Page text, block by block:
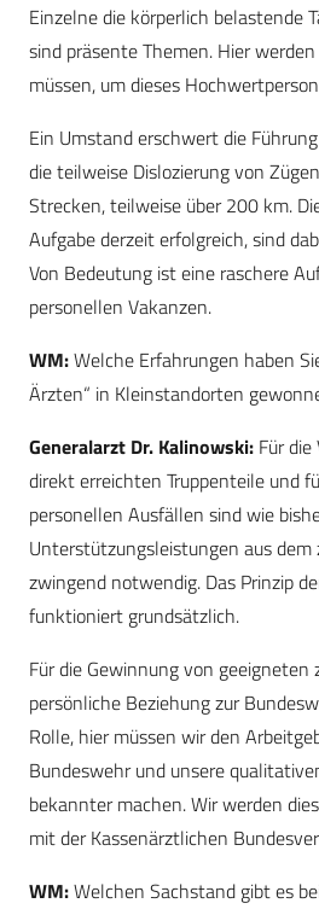
Einzelne die körperlich belastende
sind präsente Themen. Hier
müssen, um dieses
Ein Umstand erschwert die
die teilweise Dislozierung von
Strecken, teilweise über 200 km.
Aufgabe derzeit erfolgreich, sind
Von Bedeutung ist eine raschere
personellen Vakanzen.
WM:Welche Erfahrungen haben
Ärzten“ in Kleinstandorten
Generalarzt Dr. Kalinowski: Für
direkt erreichten Truppenteile und
personellen Ausfällen sind wie
Unterstützungsleistungen aus dem
zwingend notwendig. Das Prinzip
funktioniert grundsätzlich.
Für die Gewinnung von
persönliche Beziehung zur
Rolle, hier müssen wir den
Bundeswehr und unsere
bekannter machen. Wir werden
mit der Kassenärztlichen
WM:Welchen Sachstand gibt es